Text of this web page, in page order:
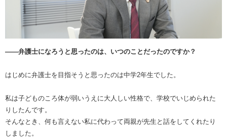
――弁護士になろうと思ったのは、いつのことだったのですか？
はじめに弁護士を目指そうと思ったのは中学2年生でした。
私は子どものころ体が弱いうえに大人しい性格で、学校でいじめられた
りしたんです。
そんなとき、何も言えない私に代わって両親が先生と話をしてくれたり
しました。